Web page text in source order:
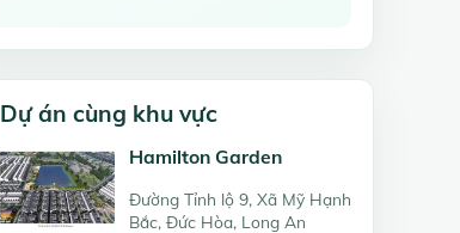
Dự án cùng khu vực
Hamilton Garden
Đường Tỉnh lộ 9, Xã Mỹ Hạnh
Bắc, Đức Hòa, Long An